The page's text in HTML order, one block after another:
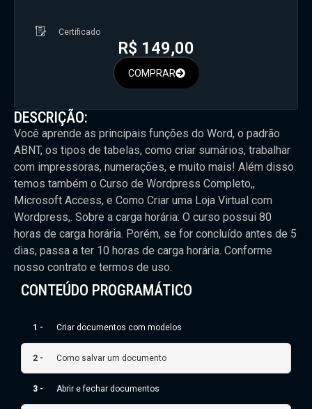
DESCRIÇÃO:
Você aprende as principais funções do Word, o padrão
ABNT, os tipos de tabelas, como criar sumários, trabalhar
com impressoras, numerações, e muito mais! Além disso
temos também o Curso de Wordpress Completo,,
Microsoft Access, e Como Criar uma Loja Virtual com
Wordpress,. Sobre a carga horária: O curso possui 80
horas de carga horária. Porém, se for concluído antes de 5
dias, passa a ter 10 horas de carga horária. Conforme
nosso contrato e termos de uso.
CONTEÚDO PROGRAMÁTICO
1 - Criar documentos com modelos
2 - Como salvar um documento
3 - Abrir e fechar documentos
Certificado
R$ 149,00
COMPRAR